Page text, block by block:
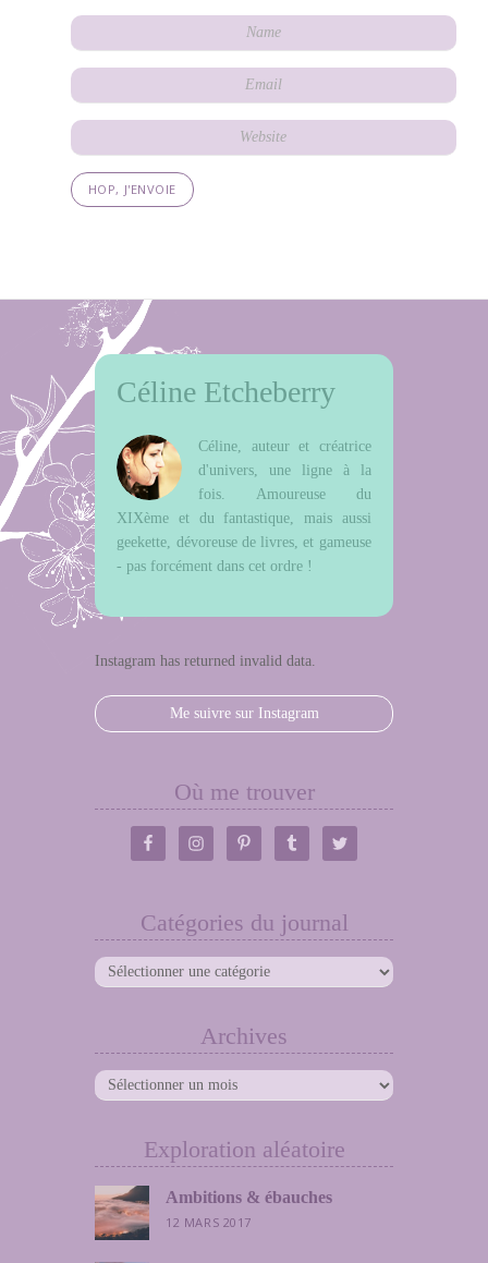
Céline Etcheberry
Céline, auteur et créatrice
d'univers, une ligne à la
fois. Amoureuse du
XIXème et du fantastique, mais aussi
geekette, dévoreuse de livres, et gameuse
- pas forcément dans cet ordre !
Instagram has returned invalid data.
Me suivre sur Instagram
Où me trouver
Catégories du journal
Catégories
du
Archives
Archives
Exploration aléatoire
Ambitions & ébauches
12 MARS 2017